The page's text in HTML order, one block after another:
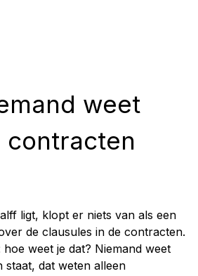
weet
contracten
ligt, klopt er niets van als een
de clausules in de contracten.
weet je dat? Niemand weet
dat weten alleen